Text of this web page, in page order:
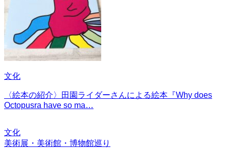
文化
〈絵本の紹介〉田園ライダーさんによる絵本『Why does
Octopusra have so ma…
文化
美術展・美術館・博物館巡り